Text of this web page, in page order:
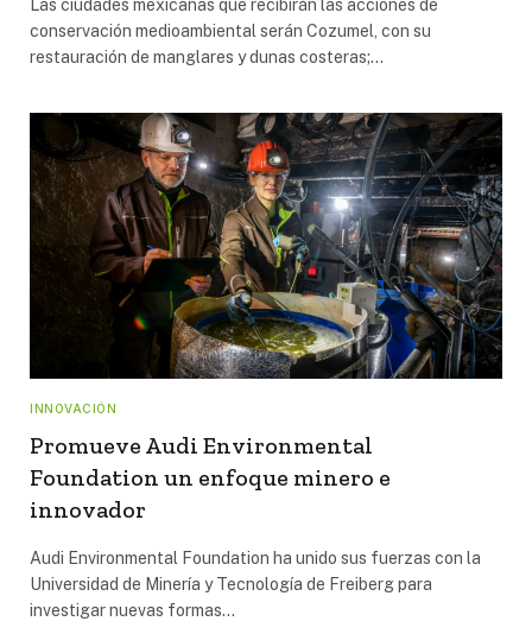
Las ciudades mexicanas que recibirán las acciones de
conservación medioambiental serán Cozumel, con su
restauración de manglares y dunas costeras;…
INNOVACIÓN
Promueve Audi Environmental
Foundation un enfoque minero e
innovador
Audi Environmental Foundation ha unido sus fuerzas con la
Universidad de Minería y Tecnología de Freiberg para
investigar nuevas formas…